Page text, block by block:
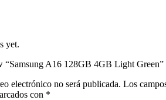
yet.
“Samsung A16 128GB 4GB Light Green”
electrónico no será publicada. Los
con *